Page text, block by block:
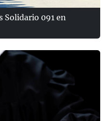
Solidario 091 en